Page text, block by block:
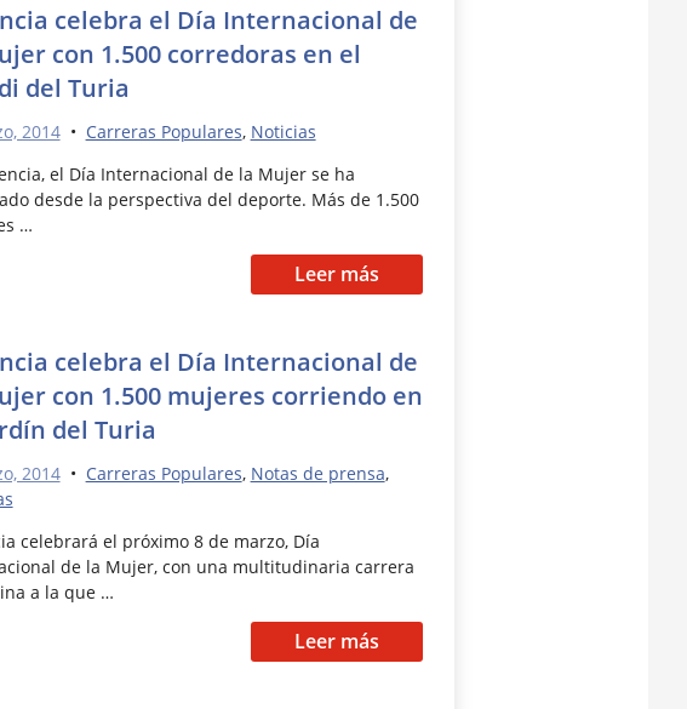
celebra el Día Internacional de
con 1.500 corredoras en el
del Turia
2014• Carreras Populares, Noticias
el Día Internacional de la Mujer se ha
desde la perspectiva del deporte. Más de 1.500
…
Leer más
celebra el Día Internacional de
con 1.500 mujeres corriendo en
del Turia
2014• Carreras Populares, Notas de prensa,
celebrará el próximo 8 de marzo, Día
de la Mujer, con una multitudinaria carrera
a la que …
Leer más